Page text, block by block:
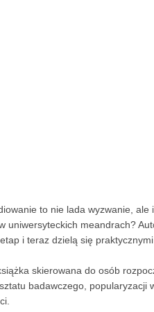
to nie lada wyzwanie,
uniwersyteckich meandrach?
i teraz dzielą się
skierowana do osób
badawczego, popularyzacji